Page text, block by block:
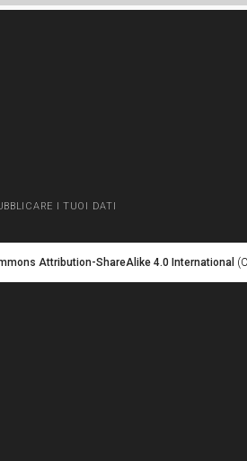
I TUOI DATI
Attribution-ShareAlike 4.0 International